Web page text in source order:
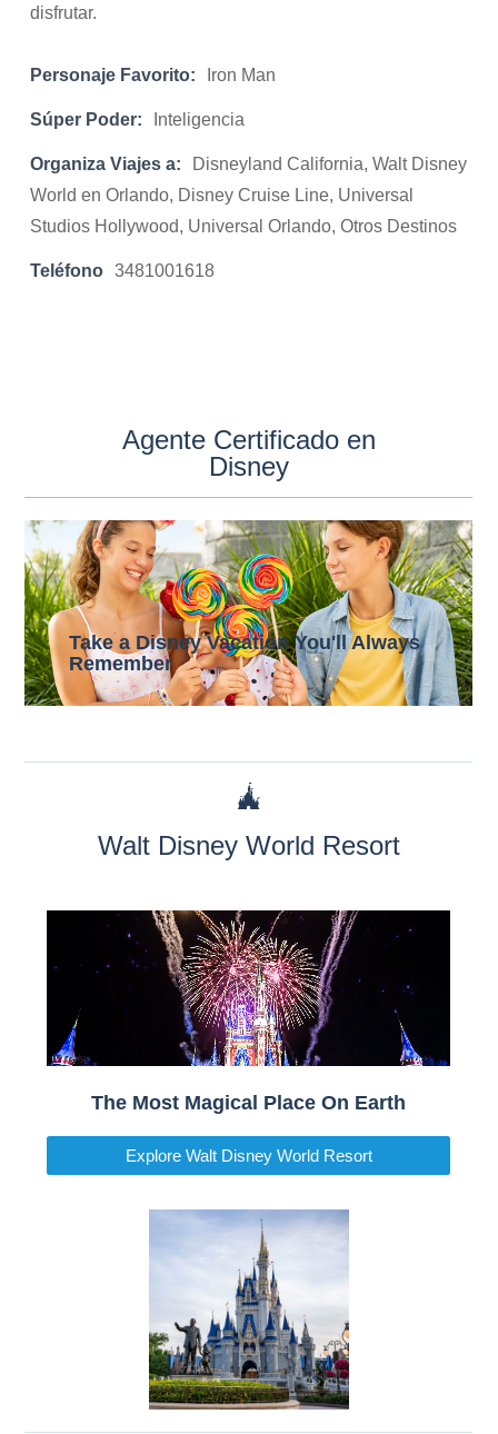
disfrutar.
Personaje Favorito: Iron Man
Súper Poder: Inteligencia
Organiza Viajes a:
Disneyland California, Walt Disney
World en Orlando, Disney Cruise Line, Universal
Studios Hollywood, Universal Orlando, Otros Destinos
Teléfono 3481001618